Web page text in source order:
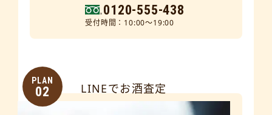
0120-555-438
受付時間：10:00～19:00
PLAN
02 LINEでお酒査定